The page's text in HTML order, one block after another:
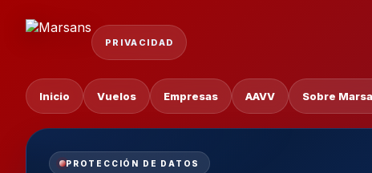
PRIVACIDAD
Inicio Vuelos Empresas AAVV Sobre
PROTECCIÓN DE DATOS